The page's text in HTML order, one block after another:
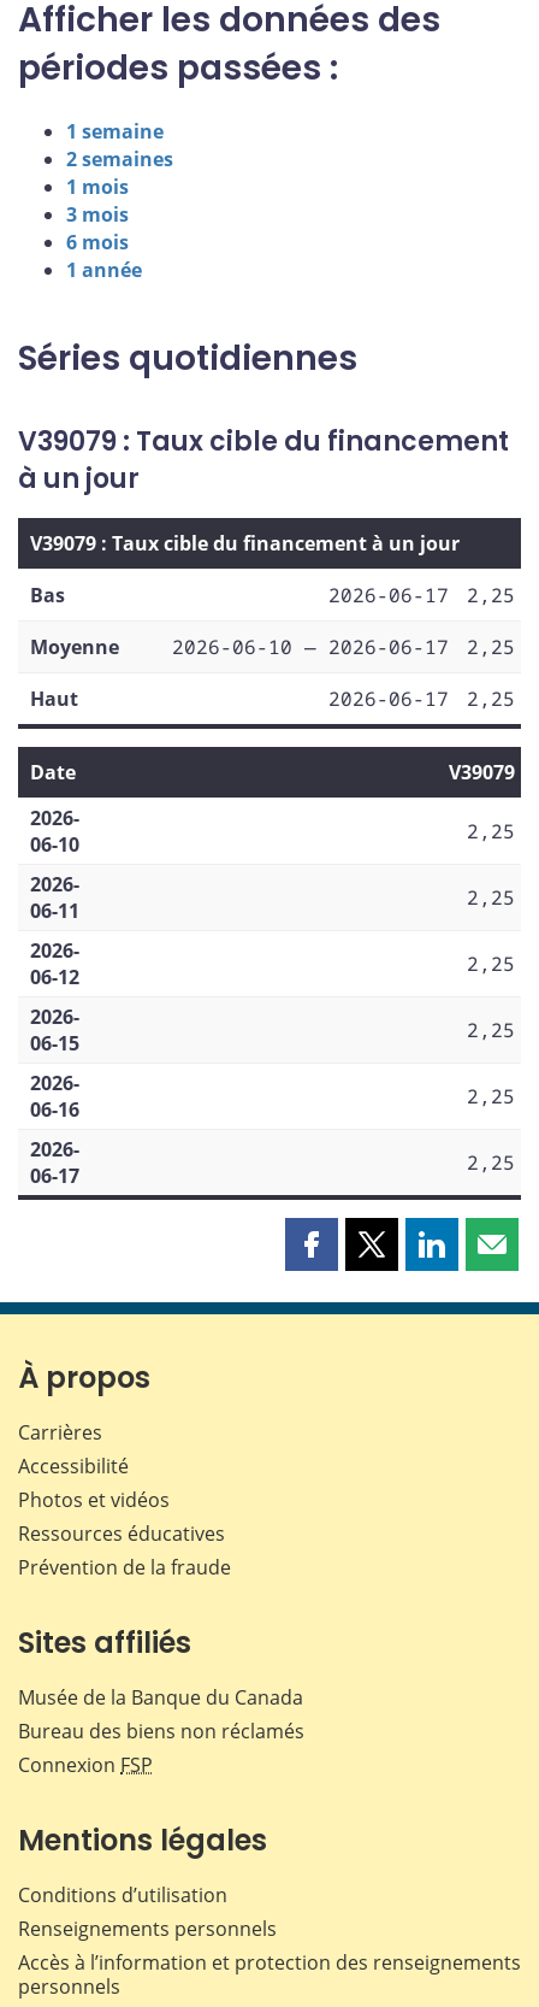
Afficher les données des
périodes passées :
1 semaine
2 semaines
1 mois
3 mois
6 mois
1 année
Séries quotidiennes
V39079 : Taux cible du financement
à un jour
V39079 : Taux cible du financement à un jour
Bas
2026-06-17
2,25
Moyenne
2026-06-10 — 2026-06-17
2,25
Haut
2026-06-17 2,25
Date
V39079
2026-
06-10
2,25
2026-
06-11
2,25
2026-
06-12
2,25
2026-
06-15
2,25
2026-
06-16
2,25
2026-
06-17
2,25
Partager
page
Partager
page
Partager
page page
À propos
Carrières
Accessibilité
Photos et vidéos
Ressources éducatives
Prévention de la fraude
Sites affiliés
Musée de la Banque du Canada
Bureau des biens non réclamés
Connexion FSP
Mentions légales
Conditions d’utilisation
Renseignements personnels
Accès à l’information et protection des renseignements
personnels